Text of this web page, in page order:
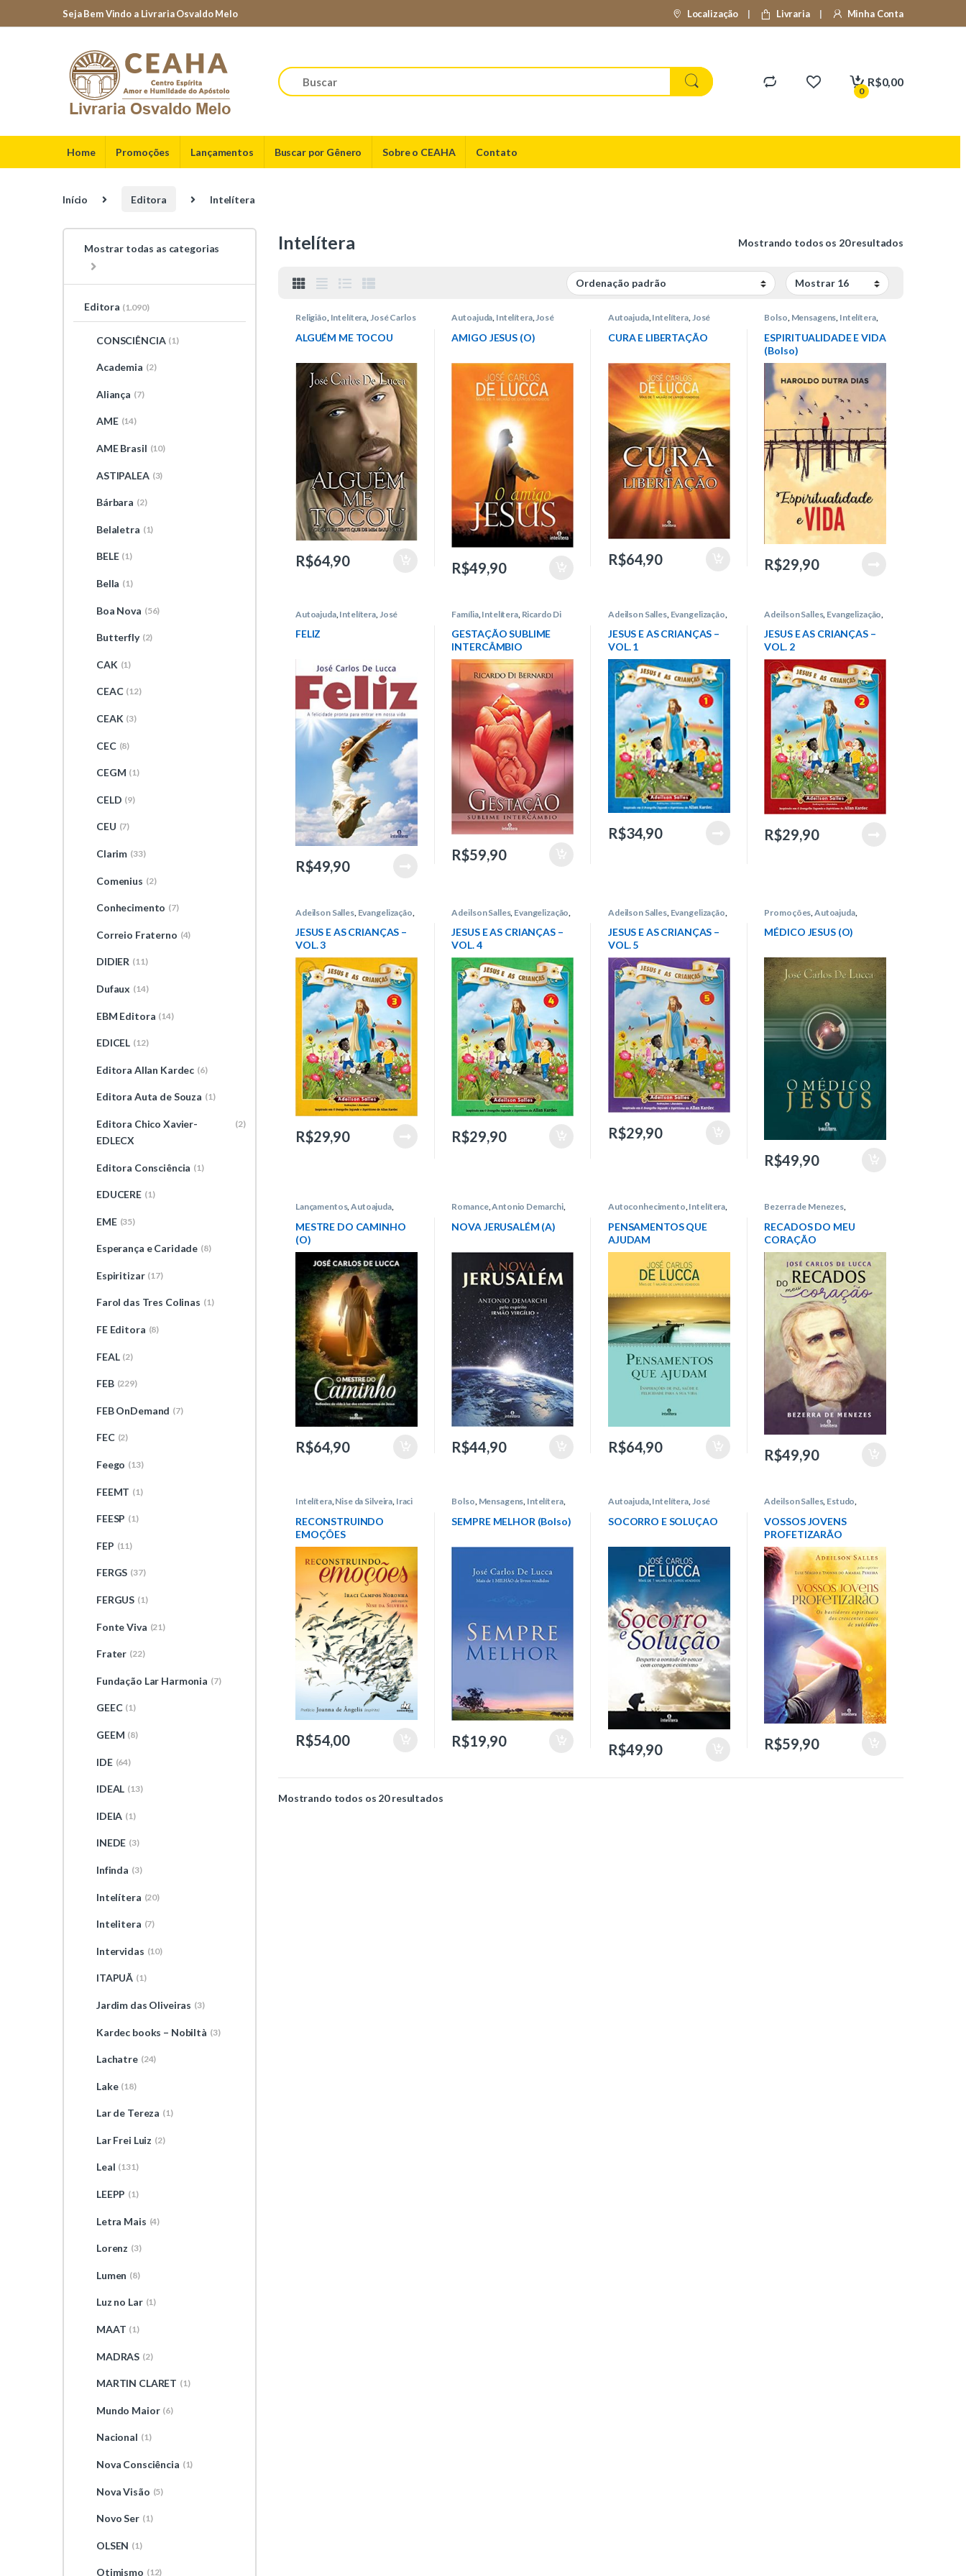
Skip to navigation
Skip to contentSeja Bem Vindo a Livraria Osvaldo Melo Localização Livraria Minha Conta
0
R$0,00
Home Promoções Lançamentos Buscar por Gênero Sobre o CEAHA Contato
Início Editora Intelítera
Intelítera Mostrando todos os 20 resultados
Religião, Intelítera,José Carlos
ALGUÉM ME TOCOU
R$64,90
Autoajuda, Intelítera,José
AMIGO JESUS (O)
R$49,90
Autoajuda,Intelítera,José
CURA E LIBERTAÇÃO
R$64,90
Bolso, Mensagens, Intelítera,
ESPIRITUALIDADE E VIDA
(Bolso)
R$29,90
Autoajuda, Intelítera José
FELIZ
R$49,90
Família, Intelítera, Ricardo Di
GESTAÇÃO SUBLIME
INTERCÂMBIO
R$59,90
Adeilson Salles, Evangelização
JESUS E AS CRIANÇAS –
VOL. 1
R$34,90
Adeilson Salles, Evangelização
JESUS E AS CRIANÇAS –
VOL. 2
R$29,90
Adeilson Salles, Evangelização
Intelítera
JESUS E AS CRIANÇAS –
VOL. 3
R$29,90
Adeilson Salles, Evangelização
Intelítera
JESUS E AS CRIANÇAS –
VOL. 4
R$29,90
Adeilson Salles, Evangelização
Intelítera
JESUS E AS CRIANÇAS –
VOL. 5
R$29,90
Promoções Autoajuda,
Intelítera
José Carlos de Lucca
MÉDICO JESUS (O)
R$49,90
Lançamentos,Autoajuda,
MESTRE DO CAMINHO
(O)
R$64,90
Romance,Antonio Demarchi,
NOVA JERUSALÉM (A)
R$44,90
Autoconhecimento,Intelítera,
PENSAMENTOS QUE
AJUDAM
R$64,90
Bezerra de Menezes,
Carlos de Lucca
RECADOS DO MEU
CORAÇÃO
R$49,90
Intelítera,Nise da Silveira, Iraci
RECONSTRUINDO
EMOÇÕES
R$54,00
Bolso, Mensagens, Intelítera,
SEMPRE MELHOR (Bolso)
R$19,90
Autoajuda,Intelítera,José
SOCORRO E SOLUÇAO
R$49,90
Adeilson Salles, Estudo,
Yvonne do Amaral Pereira
Sérgio
VOSSOS JOVENS
PROFETIZARÃO
R$59,90
Mostrando todos os 20 resultados
Mostrar todas as categorias
Editora (1.090)
CONSCIÊNCIA (1)
Academia (2)
Aliança (7)
AME (14)
AME Brasil (10)
ASTIPALEA (3)
Bárbara (2)
Belaletra (1)
BELE (1)
Bella (1)
Boa Nova (56)
Butterfly (2)
CAK (1)
CEAC (12)
CEAK (3)
CEC (8)
CEGM (1)
CELD (9)
CEU (7)
Clarim (33)
Comenius (2)
Conhecimento (7)
Correio Fraterno (4)
DIDIER (11)
Dufaux (14)
EBM Editora (14)
EDICEL (12)
Editora Allan Kardec (6)
Editora Auta de Souza (1)
Editora Chico Xavier-
EDLECX
(2)
Editora Consciência (1)
EDUCERE (1)
EME (35)
Esperança e Caridade (8)
Espiritizar (17)
Farol das Tres Colinas (1)
FE Editora (8)
FEAL (2)
FEB (229)
FEB OnDemand (7)
FEC (2)
Feego (13)
FEEMT (1)
FEESP (1)
FEP (11)
FERGS (37)
FERGUS (1)
Fonte Viva (21)
Frater (22)
Fundação Lar Harmonia (7)
GEEC (1)
GEEM (8)
IDE (64)
IDEAL (13)
IDEIA (1)
INEDE (3)
Infinda (3)
Intelítera (20)
Intelitera (7)
Intervidas (10)
ITAPUÃ (1)
Jardim das Oliveiras (3)
Kardec books – Nobiltà (3)
Lachatre (24)
Lake (18)
Lar de Tereza (1)
Lar Frei Luiz (2)
Leal (131)
LEEPP (1)
Letra Mais (4)
Lorenz (3)
Lumen (8)
Luz no Lar (1)
MAAT (1)
MADRAS (2)
MARTIN CLARET (1)
Mundo Maior (6)
Nacional (1)
Nova Consciência (1)
Nova Visão (5)
Novo Ser (1)
OLSEN (1)
Otimismo (12)